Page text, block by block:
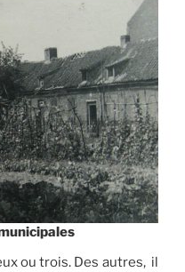
ou trois. Des autres, il